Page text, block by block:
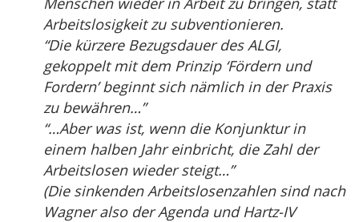
Arbeitslosigkeit zu subventionieren.
“Die kürzere Bezugsdauer des ALGI,
gekoppelt mit dem Prinzip ‘Fördern und
Fordern’ beginnt sich nämlich in der Praxis
zu bewähren…”
“…Aber was ist, wenn die Konjunktur in
einem halben Jahr einbricht, die Zahl der
Arbeitslosen wieder steigt…”
(Die sinkenden Arbeitslosenzahlen sind nach
Wagner also der Agenda und Hartz-IV